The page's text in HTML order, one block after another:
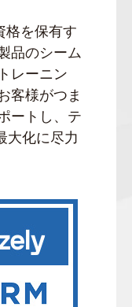
格を保有す
品のシーム
レーニン
客様がつま
ートし、テ
大化に尽力